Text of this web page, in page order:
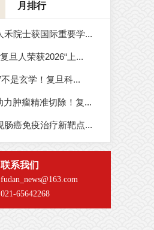
月排行
联系我们
fudan_news@163.com
021-65642268